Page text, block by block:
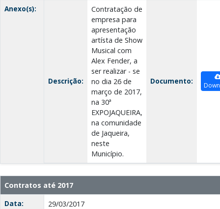
Anexo(s):
Descrição:
Contratação de
empresa para
apresentação
artísta de Show
Musical com
Alex Fender, a
ser realizar - se
no dia 26 de
março de 2017,
na 30ª
EXPOJAQUEIRA,
na comunidade
de Jaqueira,
neste
Município.
Documento:
Contratos até 2017
Data:
29/03/2017